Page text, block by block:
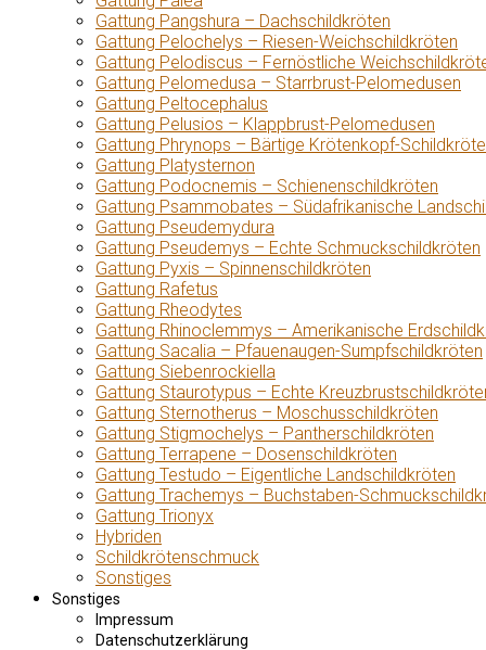
Gattung Pangshura – Dachschildkröten
Gattung Pelochelys – Riesen-Weichschildkröten
Gattung Pelodiscus – Fernöstliche
Gattung Pelomedusa – Starrbrust-Pelomedusen
Gattung Peltocephalus
Gattung Pelusios – Klappbrust-Pelomedusen
Gattung Phrynops – Bärtige Krötenkopf-
Gattung Platysternon
Gattung Podocnemis – Schienenschildkröten
Gattung Psammobates – Südafrikanische
Gattung Pseudemydura
Gattung Pseudemys – Echte Schmuckschildkröten
Gattung Pyxis – Spinnenschildkröten
Gattung Rafetus
Gattung Rheodytes
Gattung Rhinoclemmys – Amerikanische
Gattung Sacalia – Pfauenaugen-Sumpfschildkröten
Gattung Siebenrockiella
Gattung Staurotypus – Echte
Gattung Sternotherus – Moschusschildkröten
Gattung Stigmochelys – Pantherschildkröten
Gattung Terrapene – Dosenschildkröten
Gattung Testudo – Eigentliche Landschildkröten
Gattung Trachemys – Buchstaben-
Gattung Trionyx
Hybriden
Schildkrötenschmuck
Sonstiges
Sonstiges
Impressum
Datenschutzerklärung